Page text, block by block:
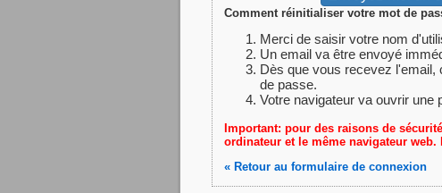
Comment réinitialiser votre mot de
Merci de saisir votre nom
Un email va être envoyé
Dès que vous recevez l'email,
de passe.
Votre navigateur va ouvrir une
Important: pour des raisons de
ordinateur et le même navigateur
« Retour au formulaire de connexion